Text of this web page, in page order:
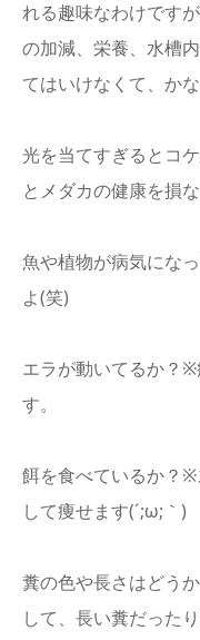
れる趣味なわけです
の加減、栄養、水槽
てはいけなくて、か
光を当てすぎるとコ
とメダカの健康を損
魚や植物が病気にな
よ(笑)
エラが動いてるか？
す。
餌を食べているか？
して痩せます(´;ω;｀)
糞の色や長さはどう
して、長い糞だった